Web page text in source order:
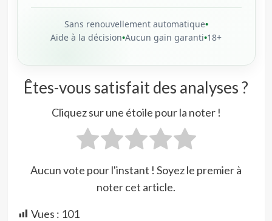
Sans renouvellement automatique•
Aide à la décision•Aucun gain garanti•18+
Êtes-vous satisfait des analyses ?
Cliquez sur une étoile pour la noter !
Aucun vote pour l'instant ! Soyez le premier à
noter cet article.
Vues : 101